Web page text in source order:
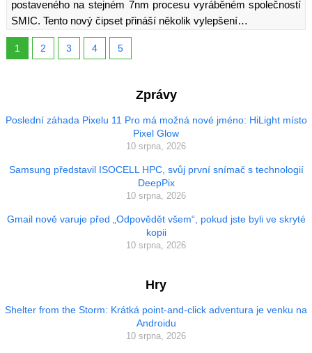
postaveného na stejném 7nm procesu vyráběném společností
SMIC. Tento nový čipset přináší několik vylepšení…
1 2 3 4 5
Zprávy
Poslední záhada Pixelu 11 Pro má možná nové jméno: HiLight místo
Pixel Glow
10 srpna, 2026
Samsung představil ISOCELL HPC, svůj první snímač s technologií
DeepPix
10 srpna, 2026
Gmail nově varuje před „Odpovědět všem“, pokud jste byli ve skryté
kopii
10 srpna, 2026
Hry
Shelter from the Storm: Krátká point-and-click adventura je venku na
Androidu
10 srpna, 2026